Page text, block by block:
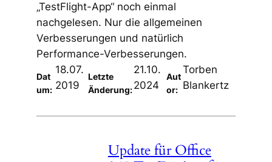
„TestFlight-App“ noch einmal
nachgelesen. Nur die allgemeinen
Verbesserungen und natürlich
Performance-Verbesserungen.
Dat
um:
18.07.
2019
Letzte
Änderung:
21.10.
2024
Aut
or:
Torben
Blankertz
Update für Office